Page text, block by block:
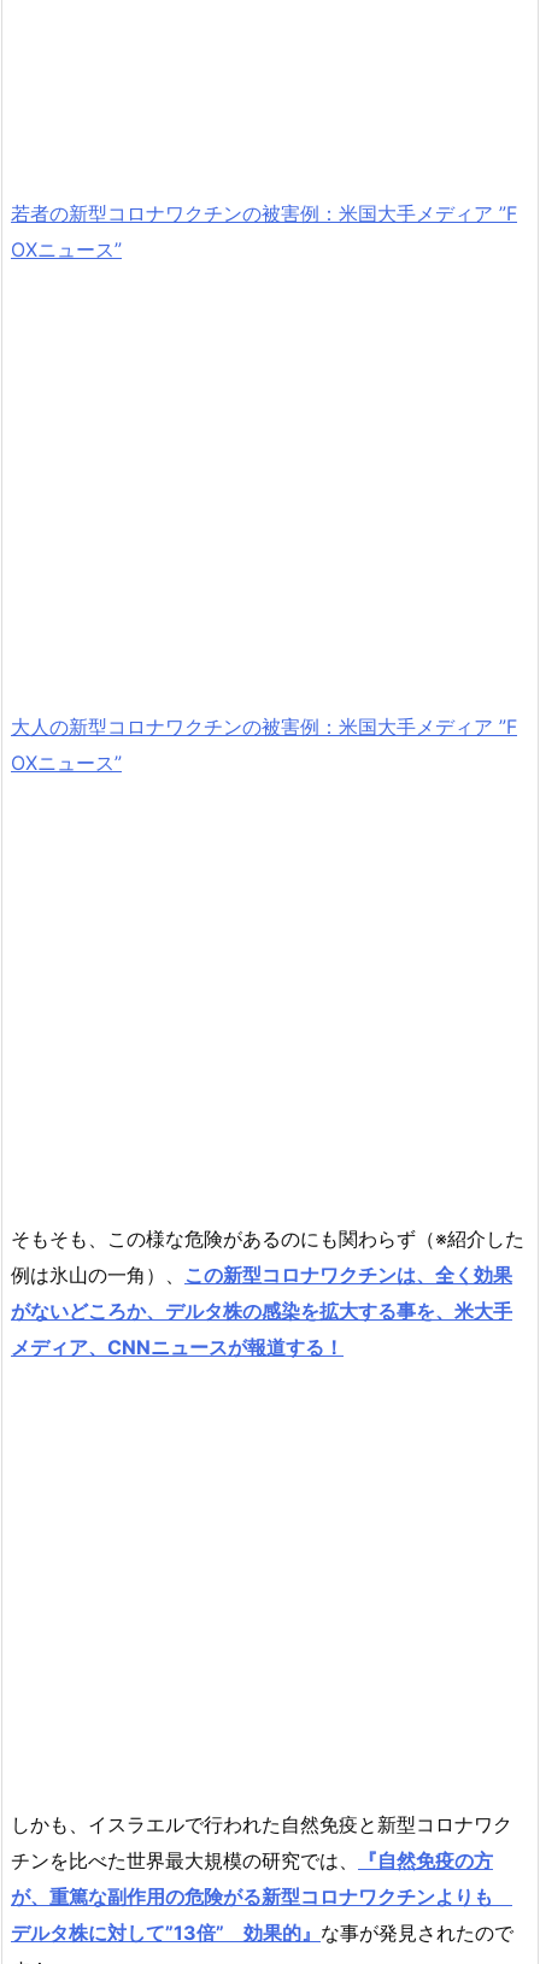
若者の新型コロナワクチンの被害例：米国大手メディア ”F
OXニュース”
大人の新型コロナワクチンの被害例：米国大手メディア ”F
OXニュース”
そもそも、この様な危険があるのにも関わらず（※紹介した
例は氷山の一角）、 この新型コロナワクチンは、全く効果
がないどころか、デルタ株の感染を拡大する事を、米大手
メディア、CNNニュースが報道する！
しかも、イスラエルで行われた自然免疫と新型コロナワク
チンを比べた世界最大規模の研究では、
『自然免疫の方
が、重篤な副作用の危険がる新型コロナワクチンよりも
デルタ株に対して”13倍” 効果的』 な事が発見されたので